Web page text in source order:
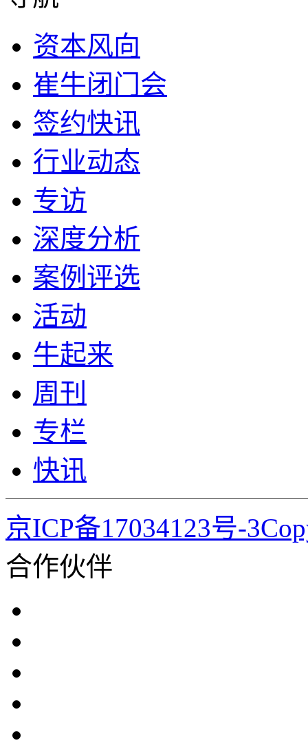
资本风向
崔牛闭门会
签约快讯
行业动态
专访
深度分析
案例评选
活动
牛起来
周刊
专栏
快讯
京ICP备17034123号-
合作伙伴